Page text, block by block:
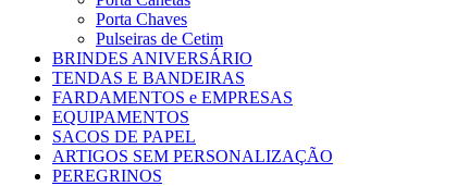
Porta Chaves
Pulseiras de Cetim
BRINDES ANIVERSÁRIO
TENDAS E BANDEIRAS
FARDAMENTOS e EMPRESAS
EQUIPAMENTOS
SACOS DE PAPEL
ARTIGOS SEM PERSONALIZAÇÃO
PEREGRINOS